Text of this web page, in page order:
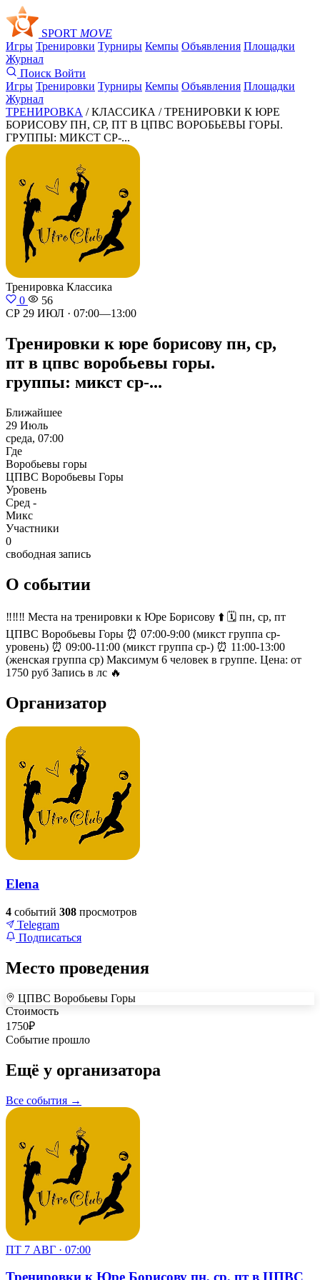
SPORT MOVE
Игры Тренировки Турниры Кемпы Объявления Площадки
Журнал
Поиск Войти
Игры Тренировки Турниры Кемпы Объявления Площадки
Журнал
ТРЕНИРОВКА / КЛАССИКА /ТРЕНИРОВКИ К ЮРЕ
БОРИСОВУ ПН, СР, ПТ В ЦПВС ВОРОБЬЕВЫ ГОРЫ.
ГРУППЫ: МИКСТ СР-...
Тренировка Классика
0
56
СР 29 ИЮЛ · 07:00—13:00
Тренировки к юре борисову пн, ср,
пт в цпвс воробьевы горы.
группы: микст ср-...
Ближайшее
29 Июль
среда, 07:00
Где
Воробьевы горы
ЦПВС Воробьевы Горы
Уровень
Сред -
Микс
Участники
0
свободная запись
О событии
‼️‼️‼️ Места на тренировки к Юре Борисову ⬆️ 🗓 пн, ср, пт
ЦПВС Воробьевы Горы ⏰ 07:00-9:00 (микст группа ср-
уровень) ⏰ 09:00-11:00 (микст группа ср-) ⏰ 11:00-13:00
(женская группа ср) Максимум 6 человек в группе. Цена: от
1750 руб Запись в лс 🔥
Организатор
Elena
4 событий 308 просмотров
Telegram
Подписаться
Место проведения
+
–
ЦПВС Воробьевы Горы
Стоимость
1750₽
Событие прошло
Ещё у организатора
Все события →
ПТ 7 АВГ · 07:00
Тренировки к Юре Борисову пн, ср, пт в ЦПВС